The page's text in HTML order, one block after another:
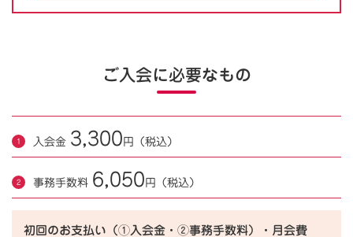
ご入会に必要なもの
入会金 3,300円（税込）
事務手数料 6,050円（税込）
初回のお支払い（①入会金・②事務手数料）・月会費